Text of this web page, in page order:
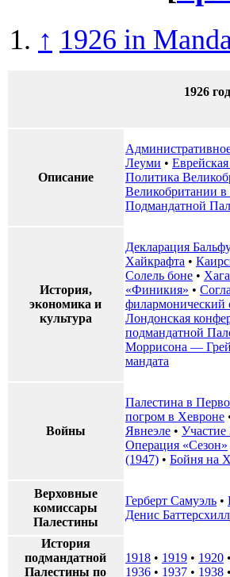
↑ 1926 in
1926
Описание
Леуми •
Политика
Великобритании в
Подмандатной
История,
экономика и
культура
Декларация
Хайкрафта •
Солель боне •
«Финикия» •
филармонический
Лондонская
подмандатной
Моррисона —
мандата
Войны
Палестина в
погром в Хевроне
Явнеэле •
Операция «Сезон»
(1947) • Бойня на
Верховные
комиссары
Палестины
Герберт Самуэль •
Денис Баттерсхилл
История
подмандатной
Палестины по
1918 • 1919 • 1920 •
1936 • 1937 • 1938 •